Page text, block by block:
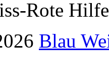
Rote
Blau